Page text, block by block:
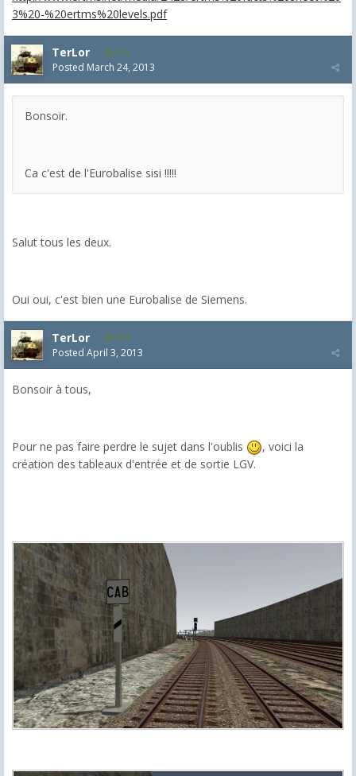
3%20-%20ertms%20levels.pdf
TerLor 114
Posted March 24, 2013
Bonsoir.
Ca c'est de l'Eurobalise sisi !!!!!
Salut tous les deux.
Oui oui, c'est bien une Eurobalise de Siemens.
TerLor 114
Posted April 3, 2013
Bonsoir à tous,
Pour ne pas faire perdre le sujet dans l'oublis
, voici la
création des tableaux d'entrée et de sortie LGV.